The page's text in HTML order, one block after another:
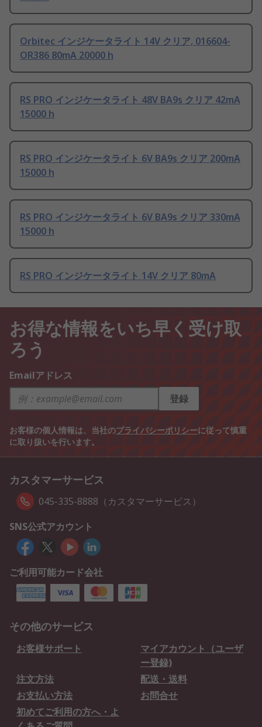
Orbitec インジケータライト 14V クリア, 016604-
OR386 80mA 20000 h
RS PRO インジケータライト 48V BA9s クリア 42mA
15000 h
RS PRO インジケータライト 6V BA9s クリア 200mA
15000 h
RS PRO インジケータライト 6V BA9s クリア 330mA
15000 h
RS PRO インジケータライト 14V クリア 80mA
お得な情報をいち早く受け取
ろう
Emailアドレス
登録
お客様の個人情報は、当社のプライバシーポリシーに従って慎重
に取り扱いを行います。
カスタマーサービス
045-335-8888（カスタマーサービス）
SNS公式アカウント
ご利用可能カード会社
その他のサービス
お客様サポート
マイアカウント（ユーザ
ー登録)
注文方法
配送・送料
お支払い方法
お問合せ
初めてご利用の方へ・よ